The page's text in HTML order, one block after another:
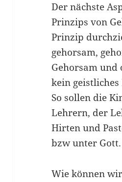
Der nächste
Prinzips von
Prinzip
gehorsam,
Gehorsam und
kein
So sollen die
Lehrern, der
Hirten und
bzw unter Gott.
Wie können